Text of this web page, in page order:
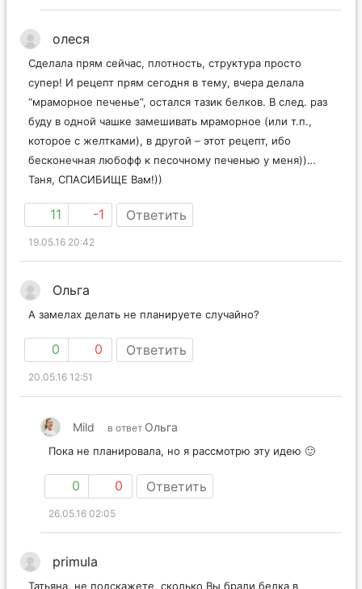
олеся
Сделала прям сейчас, плотность, структура просто
супер! И рецепт прям сегодня в тему, вчера делала
“мраморное печенье”, остался тазик белков. В след. раз
буду в одной чашке замешивать мраморное (или т.п.,
которое с желтками), в другой – этот рецепт, ибо
бесконечная любофф к песочному печенью у меня))…
Таня, СПАСИБИЩЕ Вам!))
11 -1 Ответить
19.05.16 20:42
Ольга
А замелах делать не планируете случайно?
0 0 Ответить
20.05.16 12:51
Mild в ответ Ольга
Пока не планировала, но я рассмотрю эту идею 🙂
0 0 Ответить
26.05.16 02:05
primula
Татьяна, не подскажете, сколько Вы брали белка в